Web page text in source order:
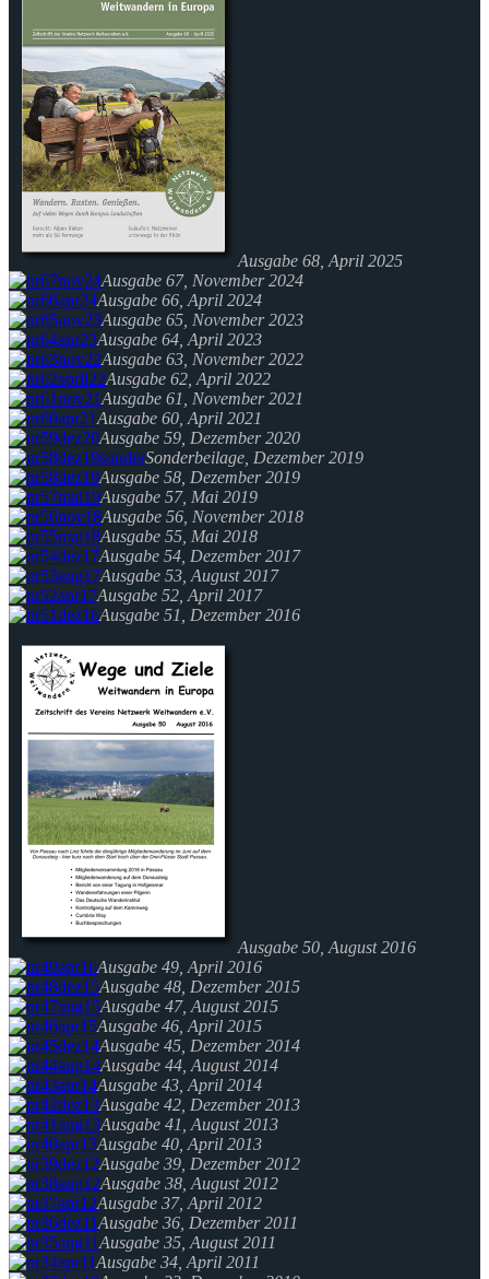
Ausgabe 68, April 2025
Ausgabe 67, November 2024
Ausgabe 66, April 2024
Ausgabe 65, November 2023
Ausgabe 64, April 2023
Ausgabe 63, November 2022
Ausgabe 62, April 2022
Ausgabe 61, November 2021
Ausgabe 60, April 2021
Ausgabe 59, Dezember 2020
Sonderbeilage, Dezember 2019
Ausgabe 58, Dezember 2019
Ausgabe 57, Mai 2019
Ausgabe 56, November 2018
Ausgabe 55, Mai 2018
Ausgabe 54, Dezember 2017
Ausgabe 53, August 2017
Ausgabe 52, April 2017
Ausgabe 51, Dezember 2016
Ausgabe 50, August 2016
Ausgabe 49, April 2016
Ausgabe 48, Dezember 2015
Ausgabe 47, August 2015
Ausgabe 46, April 2015
Ausgabe 45, Dezember 2014
Ausgabe 44, August 2014
Ausgabe 43, April 2014
Ausgabe 42, Dezember 2013
Ausgabe 41, August 2013
Ausgabe 40, April 2013
Ausgabe 39, Dezember 2012
Ausgabe 38, August 2012
Ausgabe 37, April 2012
Ausgabe 36, Dezember 2011
Ausgabe 35, August 2011
Ausgabe 34, April 2011